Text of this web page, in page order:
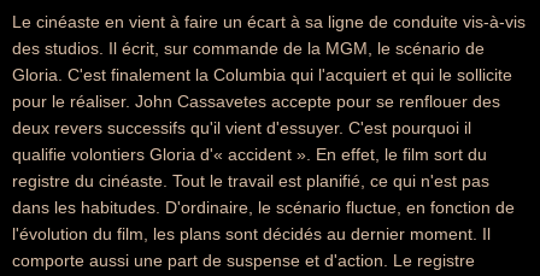
Le cinéaste en vient à faire un écart à sa ligne de conduite vis-à-vis
des studios. Il écrit, sur commande de la MGM, le scénario de
Gloria. C'est finalement la Columbia qui l'acquiert et qui le sollicite
pour le réaliser. John Cassavetes accepte pour se renflouer des
deux revers successifs qu'il vient d'essuyer. C'est pourquoi il
qualifie volontiers Gloria d'« accident ». En effet, le film sort du
registre du cinéaste. Tout le travail est planifié, ce qui n'est pas
dans les habitudes. D'ordinaire, le scénario fluctue, en fonction de
l'évolution du film, les plans sont décidés au dernier moment. Il
comporte aussi une part de suspense et d'action. Le registre